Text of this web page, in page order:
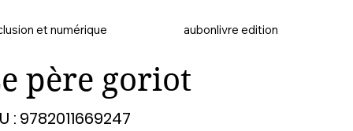
et numérique aubonlivre edition
père goriot
: 9782011669247
9782011669247